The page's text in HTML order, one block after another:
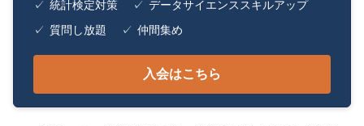
✓ 統計検定対策 ✓ データサイエンススキルアップ
✓ 質問し放題 ✓ 仲間集め
入会はこちら